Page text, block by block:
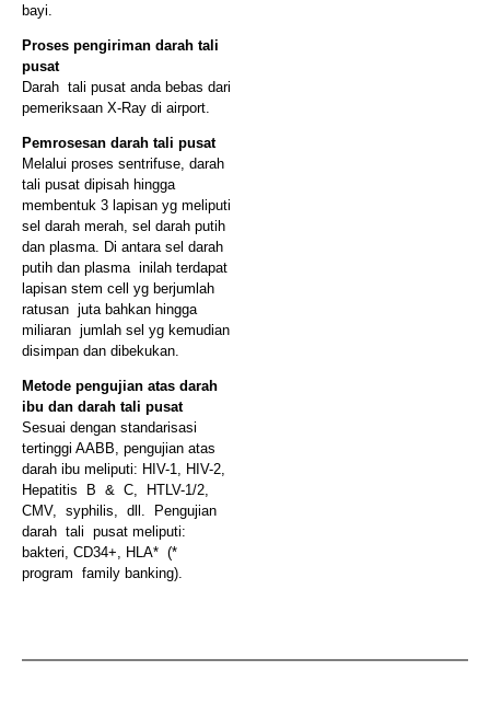
bayi.
Proses pengiriman darah tali
pusat
Darah tali pusat anda bebas dari
pemeriksaan X-Ray di airport.
Pemrosesan darah tali pusat
Melalui proses sentrifuse, darah
tali pusat dipisah hingga
membentuk 3 lapisan yg meliputi
sel darah merah, sel darah putih
dan plasma. Di antara sel darah
putih dan plasma inilah terdapat
lapisan stem cell yg berjumlah
ratusan juta bahkan hingga
miliaran jumlah sel yg kemudian
disimpan dan dibekukan.
Metode pengujian atas darah
ibu dan darah tali pusat
Sesuai dengan standarisasi
tertinggi AABB, pengujian atas
darah ibu meliputi: HIV-1, HIV-2,
Hepatitis B & C, HTLV-1/2,
CMV, syphilis, dll. Pengujian
darah tali pusat meliputi:
bakteri, CD34+, HLA* (*
program family banking).